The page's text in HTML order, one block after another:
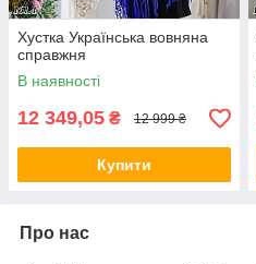
Хустка Українська вовняна
справжня
В наявності
12 349,05 ₴ 12 999 ₴
Купити
Про нас